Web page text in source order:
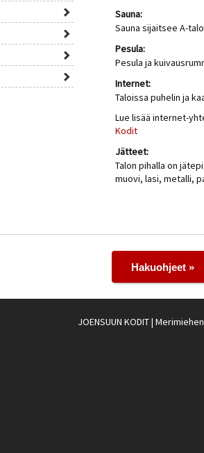
Sauna:
Sauna sijaitsee A-
Pesula:
Pesula ja
Internet:
Taloissa puhelin ja
Lue lisää internet-
Kodit
Jätteet:
Talon pihalla on
muovi, lasi, metalli,
Hakuohjeet »
JOENSUUN KODIT|